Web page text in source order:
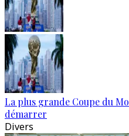
La plus grande Coupe du
démarrer
Divers